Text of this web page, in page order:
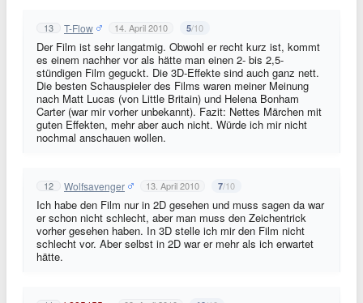
13 T-Flow 14. April 2010 5/10
Der Film ist sehr langatmig. Obwohl er recht kurz ist, kommt
es einem nachher vor als hätte man einen 2- bis 2,5-
stündigen Film geguckt. Die 3D-Effekte sind auch ganz nett.
Die besten Schauspieler des Films waren meiner Meinung
nach Matt Lucas (von Little Britain) und Helena Bonham
Carter (war mir vorher unbekannt). Fazit: Nettes Märchen mit
guten Effekten, mehr aber auch nicht. Würde ich mir nicht
nochmal anschauen wollen.
12 Wolfsavenger 13. April 2010 7/10
Ich habe den Film nur in 2D gesehen und muss sagen da war
er schon nicht schlecht, aber man muss den Zeichentrick
vorher gesehen haben. In 3D stelle ich mir den Film nicht
schlecht vor. Aber selbst in 2D war er mehr als ich erwartet
hätte.